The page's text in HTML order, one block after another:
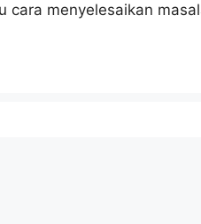
cara menyelesaikan